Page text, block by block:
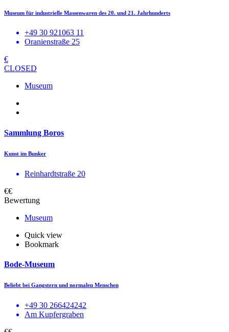
Museum für industrielle Massenwaren des 20. und 21. Jahrhunderts
+49 30 921063 11
Oranienstraße 25
€
CLOSED
Museum
Sammlung Boros
Kunst im Bunker
Reinhardtstraße 20
€€
Bewertung
Museum
Quick view
Bookmark
Bode-Museum
Beliebt bei Gangstern und normalen Menschen
+49 30 266424242
Am Kupfergraben